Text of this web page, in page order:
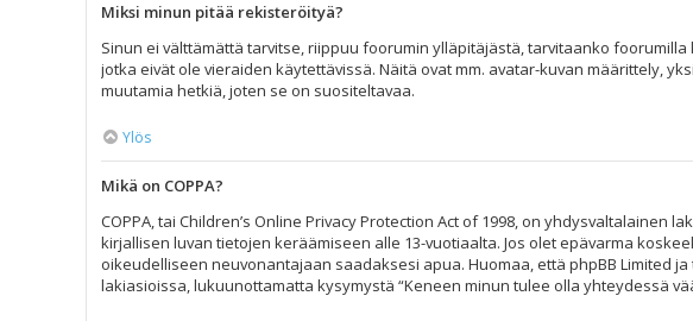
Miksi minun pitää rekisteröityä?
Sinun ei välttämättä tarvitse, riippuu foorumin ylläpitäjästä, tarvitaanko
jotka eivät ole vieraiden käytettävissä. Näitä ovat mm. avatar-kuvan määrittely,
muutamia hetkiä, joten se on suositeltavaa.
Ylös
Mikä on COPPA?
COPPA, tai Children’s Online Privacy Protection Act of 1998, on
kirjallisen luvan tietojen keräämiseen alle 13-vuotiaalta. Jos olet epävarma
oikeudelliseen neuvonantajaan saadaksesi apua. Huomaa, että phpBB Limited
lakiasioissa, lukuunottamatta kysymystä “Keneen minun tulee olla yhteydessä